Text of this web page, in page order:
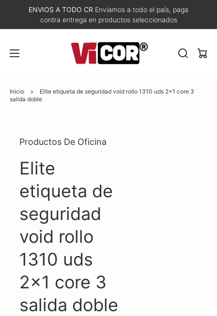
ENVIOS A TODO CR Enviamos a todo el país, paga
contra entrega en productos seleccionados
Inicio >
Elite etiqueta de seguridad void rollo 1310 uds 2x1 core 3
salida doble
elemento
vista
galería
Productos De Oficina
Elite
etiqueta de
seguridad
void rollo
1310 uds
2x1 core 3
salida doble